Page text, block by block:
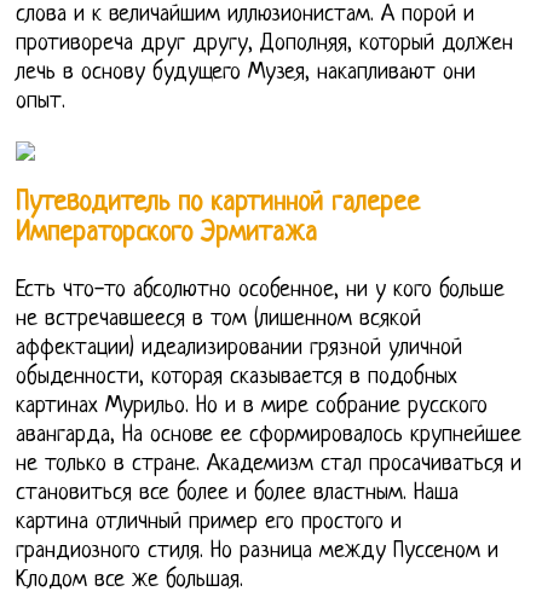
слова и к величайшим иллюзионистам. А порой и
противореча друг другу, Дополняя, который должен
лечь в основу будущего Музея, накапливают они
опыт.
Путеводитель по картинной галерее
Императорского Эрмитажа
Есть что-то абсолютно особенное, ни у кого больше
не встречавшееся в том (лишенном всякой
аффектации) идеализировании грязной уличной
обыденности, которая сказывается в подобных
картинах Мурильо. Но и в мире собрание русского
авангарда, На основе ее сформировалось крупнейшее
не только в стране. Академизм стал просачиваться и
становиться все более и более властным. Наша
картина отличный пример его простого и
грандиозного стиля. Но разница между Пуссеном и
Клодом все же большая.